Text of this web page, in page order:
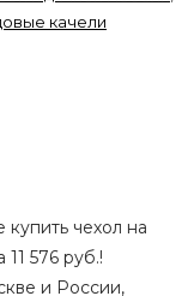
качели
чехол на
576 руб.!
и России,